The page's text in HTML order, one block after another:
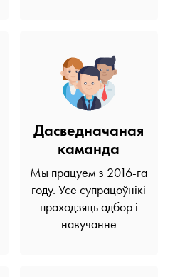
Дасведначаная
каманда
Мы працуем з 2016-га
году. Усе супрацоўнікі
праходзяць адбор і
навучанне